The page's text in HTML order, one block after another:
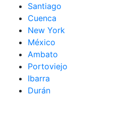
Santiago
Cuenca
New York
México
Ambato
Portoviejo
Ibarra
Durán